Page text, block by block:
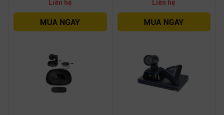
Liên hệ Liên hệ